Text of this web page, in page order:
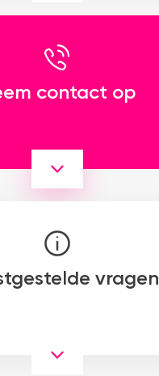
contact op
vragen